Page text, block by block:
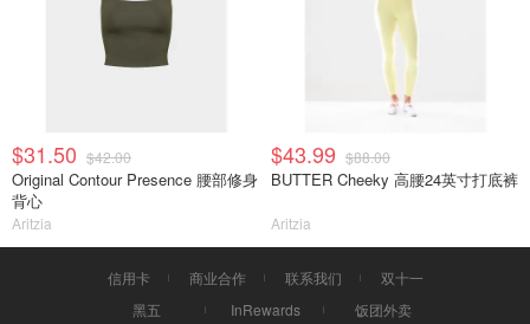
$31.50 $42.00
Original Contour Presence 腰部修身
背心
Aritzia
$43.99 $88.00
BUTTER Cheeky 高腰24英寸打底裤
Aritzia
信用卡 商业合作 联系我们
双十一
黑五
InRewards 饭团外卖